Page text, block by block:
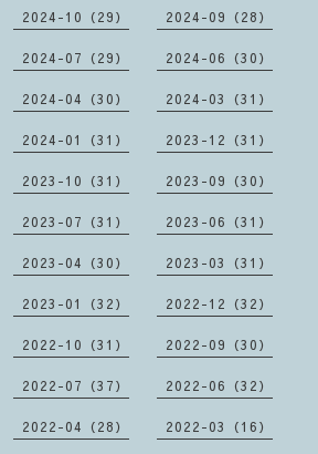
2024-10（29） 2024-09（28）
2024-07（29） 2024-06（30）
2024-04（30） 2024-03（31）
2024-01（31） 2023-12（31）
2023-10（31） 2023-09（30）
2023-07（31） 2023-06（31）
2023-04（30） 2023-03（31）
2023-01（32） 2022-12（32）
2022-10（31） 2022-09（30）
2022-07（37） 2022-06（32）
2022-04（28） 2022-03（16）